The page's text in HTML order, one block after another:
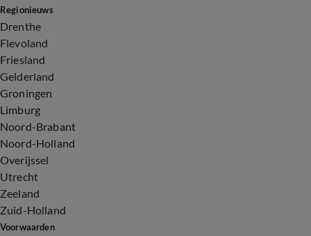
Regionieuws
Drenthe
Flevoland
Friesland
Gelderland
Groningen
Limburg
Noord-Brabant
Noord-Holland
Overijssel
Utrecht
Zeeland
Zuid-Holland
Voorwaarden